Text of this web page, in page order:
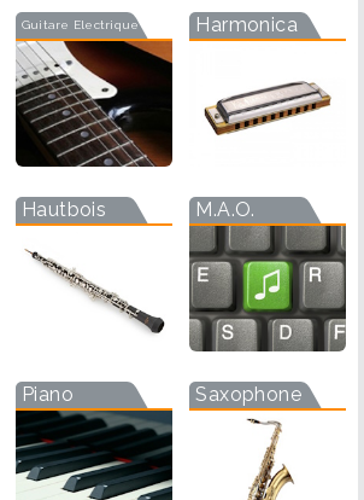
Guitare Electrique Harmonica
Hautbois M.A.O.
Piano Saxophone